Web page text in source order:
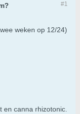
#1
weken op 12/24)
canna rhizotonic.